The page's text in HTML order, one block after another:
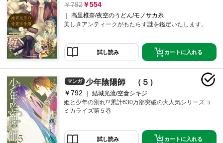
792 554
高里椎奈/夜空のうどん/モノサカ糸
美しきアンティークがもたらす謎を鑑定いたします。
試し読み カートに入れる
マンガ 少年陰陽師 （５）
￥792
結城光流/空倉シキジ
姫と少年の別れ!?累計630万部突破の大人気シリーズコ
ミカライズ第５巻
試し読み カートに入れる